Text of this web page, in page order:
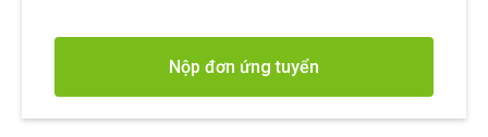
Nộp đơn ứng tuyển